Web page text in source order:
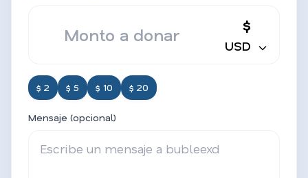
$
USD
$ 2 $ 5 $ 10 $ 20
Mensaje (opcional)